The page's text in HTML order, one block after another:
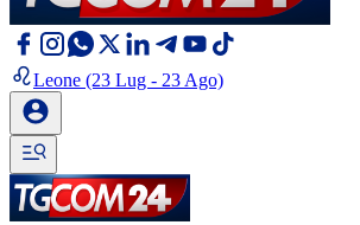
Leone (23 Lug - 23 Ago)